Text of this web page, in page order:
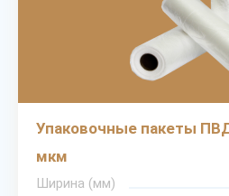
Упаковочные пакеты
мкм
Ширина (мм)